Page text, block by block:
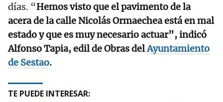
días. “Hemos visto que el pavimento de la
acera de la calle Nicolás Ormaechea está en mal
estado y que es muy necesario actuar”, indicó
Alfonso Tapia, edil de Obras delAyuntamiento
de Sestao.
TE PUEDE INTERESAR: